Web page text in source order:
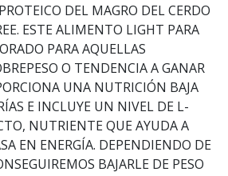
DEL MAGRO DEL CERDO
ESTE ALIMENTO LIGHT PARA
PARA AQUELLAS
O TENDENCIA A GANAR
UNA NUTRICIÓN BAJA
E INCLUYE UN NIVEL DE L-
NUTRIENTE QUE AYUDA A
EN ENERGÍA. DEPENDIENDO DE
BAJARLE DE PESO